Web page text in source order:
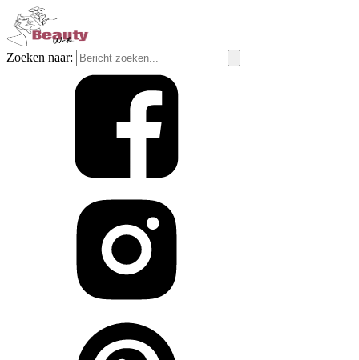
Zoeken naar: